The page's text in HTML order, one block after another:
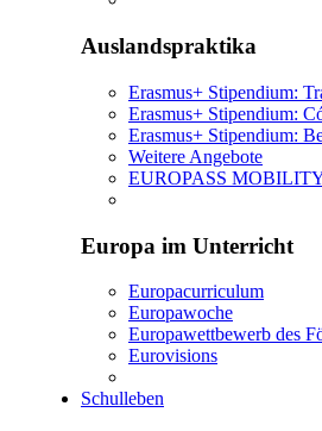
Auslandspraktika
Erasmus+ Stipendium:
Erasmus+ Stipendium:
Erasmus+ Stipendium:
Weitere Angebote
EUROPASS
Europa im Unterricht
Europacurriculum
Europawoche
Europawettbewerb des
Eurovisions
Schulleben